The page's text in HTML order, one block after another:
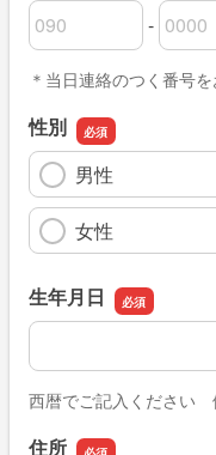
連絡先の市外局番
-
連絡先の市内局番
連絡先の加入者番号
＊当日連絡のつく番号を
性別
男性
女性
生年月日
生年月日
西暦でご記入ください
住所